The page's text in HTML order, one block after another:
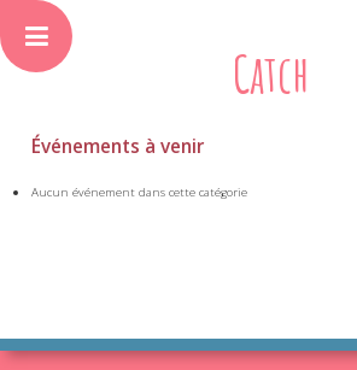
Catch
Événements à venir
Aucun événement dans cette catégorie